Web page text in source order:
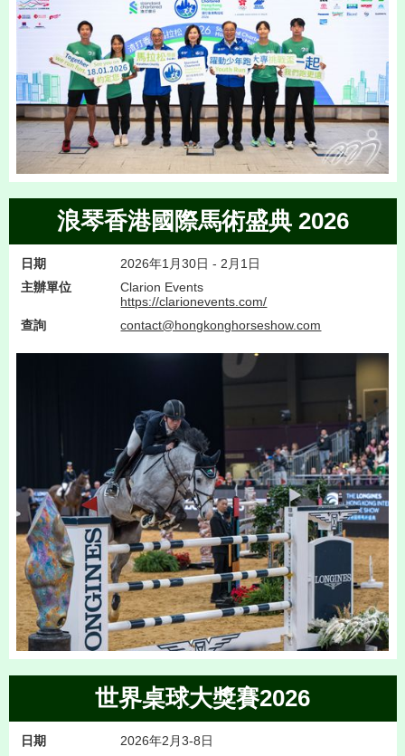
浪琴香港國際馬術盛典 2026
日期
2026年1月30日 - 2月1日
主辦單位
Clarion Events
https://clarionevents.com/
查詢
contact@hongkonghorseshow.com
世界桌球大獎賽2026
日期
2026年2月3-8日